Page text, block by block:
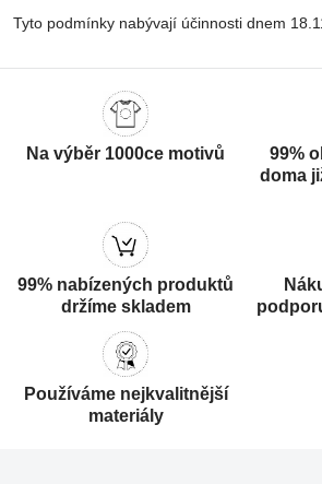
Tyto podmínky nabývají účinnosti dnem
Na výběr 1000ce motivů
99%
doma
99% nabízených produktů
držíme skladem
Používáme nejkvalitnější
materiály